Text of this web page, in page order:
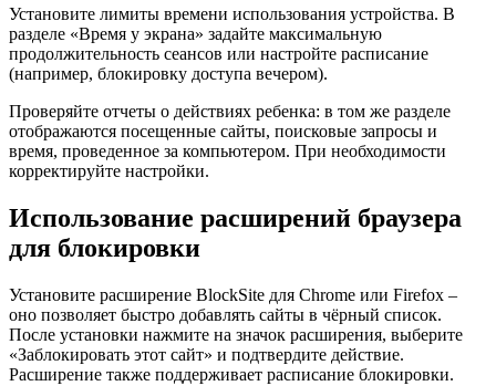
Установите лимиты времени использования устройства. В
разделе «Время у экрана» задайте максимальную
продолжительность сеансов или настройте расписание
(например, блокировку доступа вечером).
Проверяйте отчеты о действиях ребенка: в том же разделе
отображаются посещенные сайты, поисковые запросы и
время, проведенное за компьютером. При необходимости
корректируйте настройки.
Использование расширений браузера
для блокировки
Установите расширение BlockSite для Chrome или Firefox –
оно позволяет быстро добавлять сайты в чёрный список.
После установки нажмите на значок расширения, выберите
«Заблокировать этот сайт» и подтвердите действие.
Расширение также поддерживает расписание блокировки.